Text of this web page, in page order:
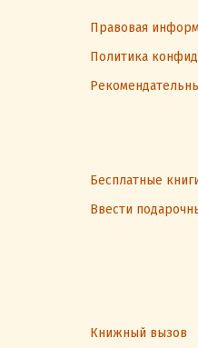
Правовая
Политика
Бесплатные
Ввести
Книжный вызов